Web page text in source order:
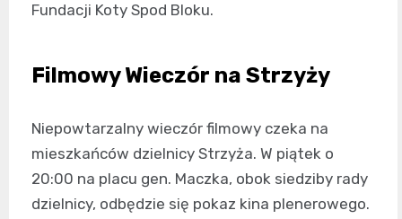
Fundacji Koty Spod Bloku.
Filmowy Wieczór na Strzyży
Niepowtarzalny wieczór filmowy czeka na
mieszkańców dzielnicy Strzyża. W piątek o
20:00 na placu gen. Maczka, obok siedziby rady
dzielnicy, odbędzie się pokaz kina plenerowego.